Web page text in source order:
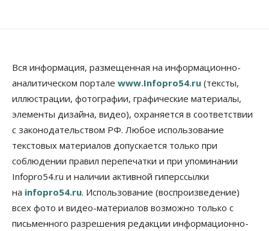
Бизнес
Правительство России продлило разрешение на
выпуск бензина «Евро-3»
06 Августа 2026, 14:00
Общество
«За тех, у кого от 270 баллов,
настоящая борьба»: вузы настойчиво
обзванивают новосибирских высокобалльников
перед зачислением
06 Августа 2026, 13:00
Власть
Режим ЧС ввели в Омской области из-за засухи
06 Августа 2026, 12:15
Вся информация, размещенная на информационно-
аналитическом портале www.Infopro54.ru (тексты,
иллюстрации, фотографии, графические материалы,
элементы дизайна, видео), охраняется в соответствии
с законодательством РФ. Любое использование
текстовых материалов допускается только при
соблюдении правил перепечатки и при упоминании
Infopro54.ru и наличии активной гиперссылки
на infopro54.ru. Использование (воспроизведение)
всех фото и видео-материалов возможно только с
письменного разрешения редакции информационно-